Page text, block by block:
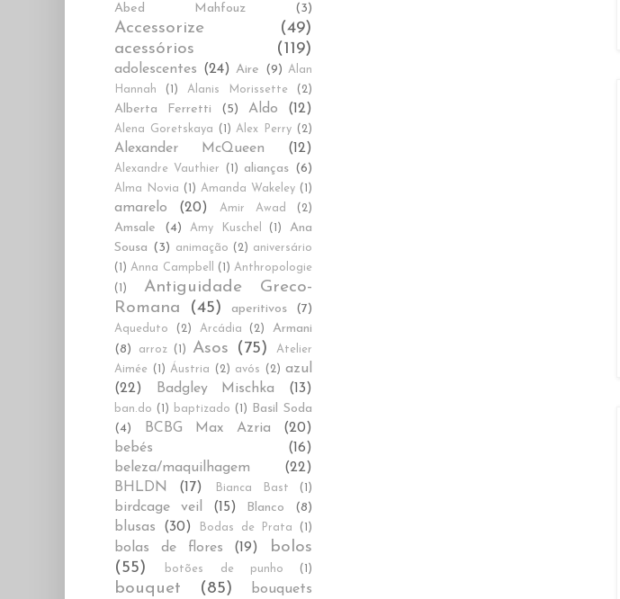
Abed Mahfouz (3)
Accessorize
(49)
acessórios
(119)
adolescentes (24) Aire (9) Alan
Hannah
(1) Alanis Morissette (2)
Alberta Ferretti (5) Aldo (12)
Alena Goretskaya (1) Alex Perry (2)
Alexander McQueen (12)
Alexandre Vauthier (1) alianças (6)
Alma Novia (1) Amanda Wakeley (1)
amarelo (20) Amir Awad (2)
Amsale (4) Amy Kuschel (1)
Ana
Sousa (3) animação (2) aniversário
(1) Anna Campbell (1) Anthropologie
(1)
Antiguidade Greco-
Romana
(45) aperitivos (7)
Aqueduto (2) Arcádia (2)
Armani
(8)
arroz (1) Asos (75)
Atelier
Aimée
(1) Áustria (2) avós (2) azul
(22)
Badgley Mischka (13)
ban.do (1) baptizado (1)
Basil Soda
(4)
BCBG Max Azria
(20)
bebés
(16)
beleza/maquilhagem
(22)
BHLDN
(17) Bianca Bast (1)
birdcage veil (15) Blanco (8)
blusas (30) Bodas de Prata (1)
bolas de flores (19)
bolos
(55)
botões de punho (1)
bouquet (85)
bouquets